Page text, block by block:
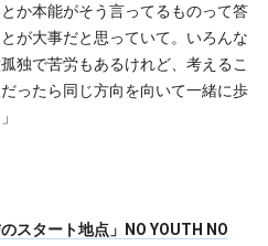
か本能がそう言ってるものって答
が大事だと思っていて。いろんな
独で苦労もあるけれど、考えるこ
ったら同じ方向を向いて一緒に歩
スタート地点」NO YOUTH NO